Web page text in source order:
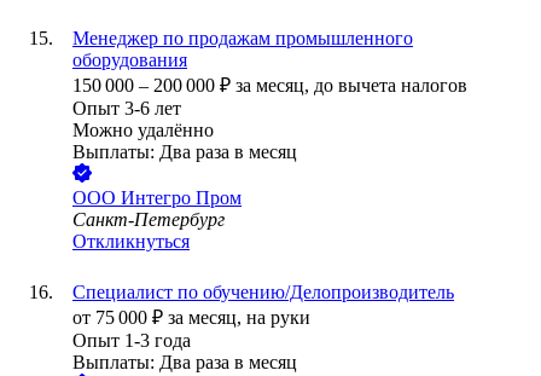
Менеджер по продажам промышленного
оборудования
150 000 – 200 000 ₽ за месяц, до вычета налогов
Опыт 3-6 лет
Можно удалённо
Выплаты: Два раза в месяц
ООО Интегро Пром
Санкт-Петербург
Откликнуться
Специалист по обучению/Делопроизводитель
от 75 000 ₽ за месяц, на руки
Опыт 1-3 года
Выплаты: Два раза в месяц